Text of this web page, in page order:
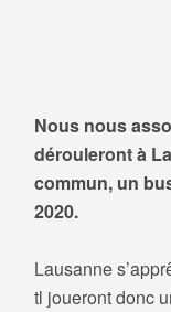
Nous nous
dérouleront à
commun, un
2020.
Lausanne
tl joueront donc